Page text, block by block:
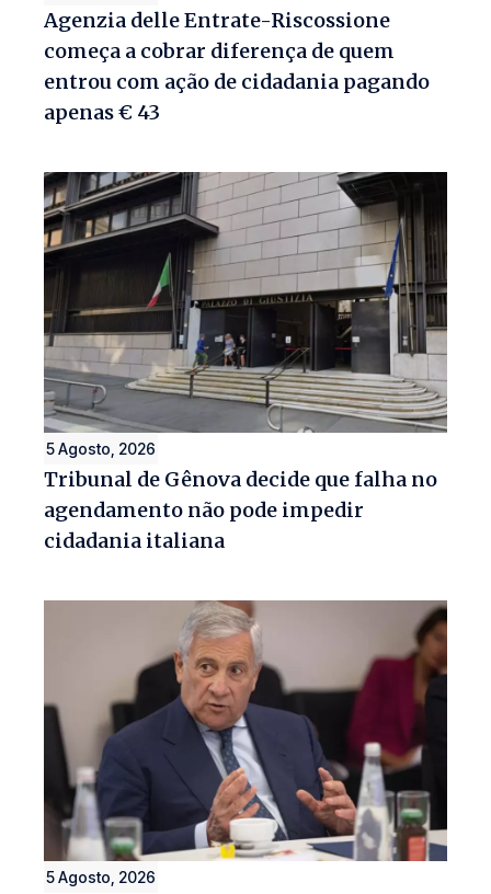
Agenzia delle Entrate-Riscossione
começa a cobrar diferença de quem
entrou com ação de cidadania pagando
apenas € 43
5 Agosto, 2026
Tribunal de Gênova decide que falha no
agendamento não pode impedir
cidadania italiana
5 Agosto, 2026